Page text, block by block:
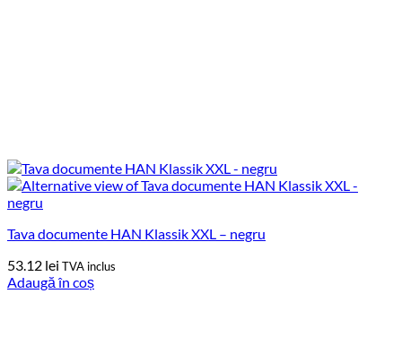
Tava documente HAN Klassik XXL – negru
53.12 lei TVA inclus
Adaugă în coș